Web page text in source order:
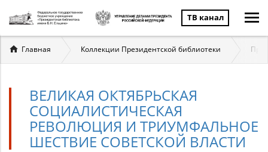
ТВ канал
Вы
здесь
Главная Коллекции Президентской библиотеки
ВЕЛИКАЯ ОКТЯБРЬСКАЯ
СОЦИАЛИСТИЧЕСКАЯ
РЕВОЛЮЦИЯ И ТРИУМФАЛЬНОЕ
ШЕСТВИЕ СОВЕТСКОЙ ВЛАСТИ